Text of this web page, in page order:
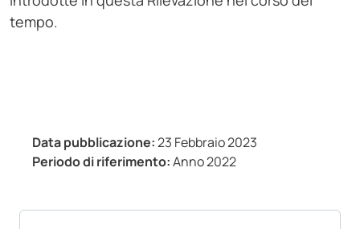
Data pubblicazione:23 Febbraio 2023
Periodo di riferimento:Anno 2022
tempo.